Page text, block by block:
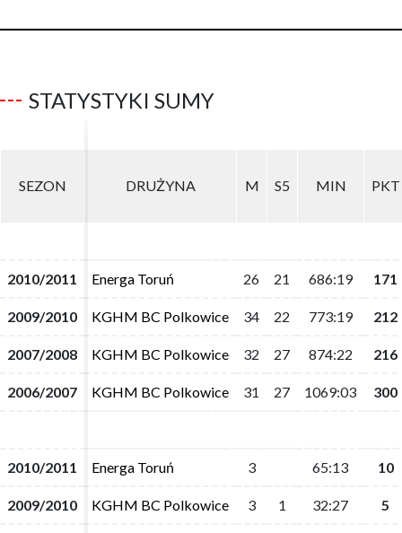
STATYSTYKI SUMY
SEZON DRUŻYNA M S5 MIN PKT
2010/2011 Energa Toruń 26 21 686:19 171
2009/2010 KGHM BC Polkowice 34 22 773:19 212
2007/2008 KGHM BC Polkowice 32 27 874:22 216
2006/2007 KGHM BC Polkowice 31 27 1069:03 300
2010/2011 Energa Toruń 3 65:13 10
2009/2010 KGHM BC Polkowice 3 1 32:27 5
SEZON DRUŻYNA M S5 MIN PKT
2010/2011 Energa Toruń 26 21 686:19 171
2009/2010 KGHM BC Polkowice 34 22 773:19 212
2007/2008 KGHM BC Polkowice 32 27 874:22 216
2006/2007 KGHM BC Polkowice 31 27 1069:03 300
2010/2011 Energa Toruń 3 65:13 10
2009/2010 KGHM BC Polkowice 3 1 32:27 5